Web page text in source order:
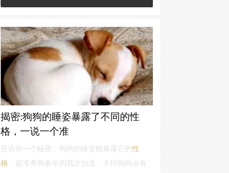
揭密:狗狗的睡姿暴露了不同的性
格，一说一个准
告诉你一个秘密：狗狗的睡姿能暴露它的性
格 ，超准养狗多年的我才知道，不同狗狗会有